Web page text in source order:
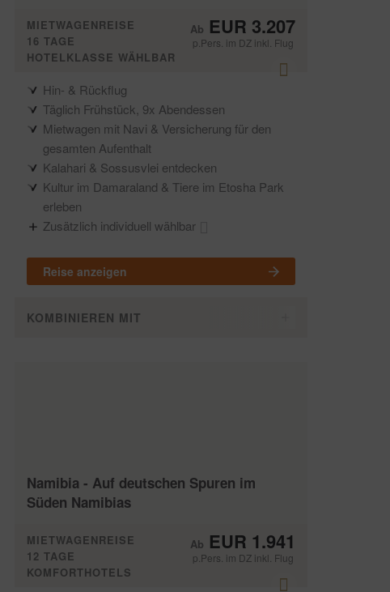
MIETWAGENREISE
16 TAGE
HOTELKLASSE WÄHLBAR
EUR 3.207
p.Pers. im DZ inkl. Flug
Hin- & Rückflug
Täglich Frühstück, 9x Abendessen
Mietwagen mit Navi & Versicherung für den
gesamten Aufenthalt
Kalahari & Sossusvlei entdecken
Kultur im Damaraland & Tiere im Etosha Park
erleben
Zusätzlich individuell wählbar
Reise anzeigen
KOMBINIEREN MIT
Namibia - Auf deutschen Spuren im
Süden Namibias
MIETWAGENREISE
12 TAGE
KOMFORTHOTELS
EUR 1.941
p.Pers. im DZ inkl. Flug